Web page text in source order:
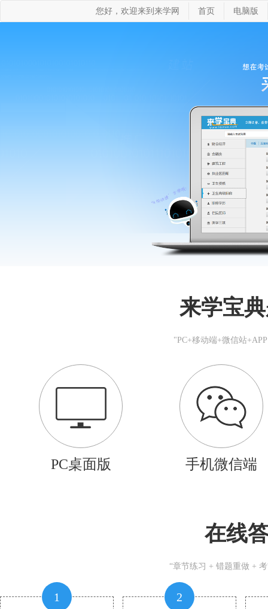
您好，欢迎来到来学网 首页 电脑版
来学宝
"PC+移动端+微信站
PC桌面版 手机微信端
在线
“章节练习 + 错题重做 +
1 2